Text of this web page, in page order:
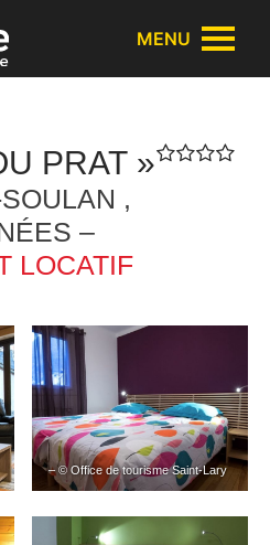
MENU
PRAT »
,
–
LOCATIF
– © Office de tourisme Saint-Lary